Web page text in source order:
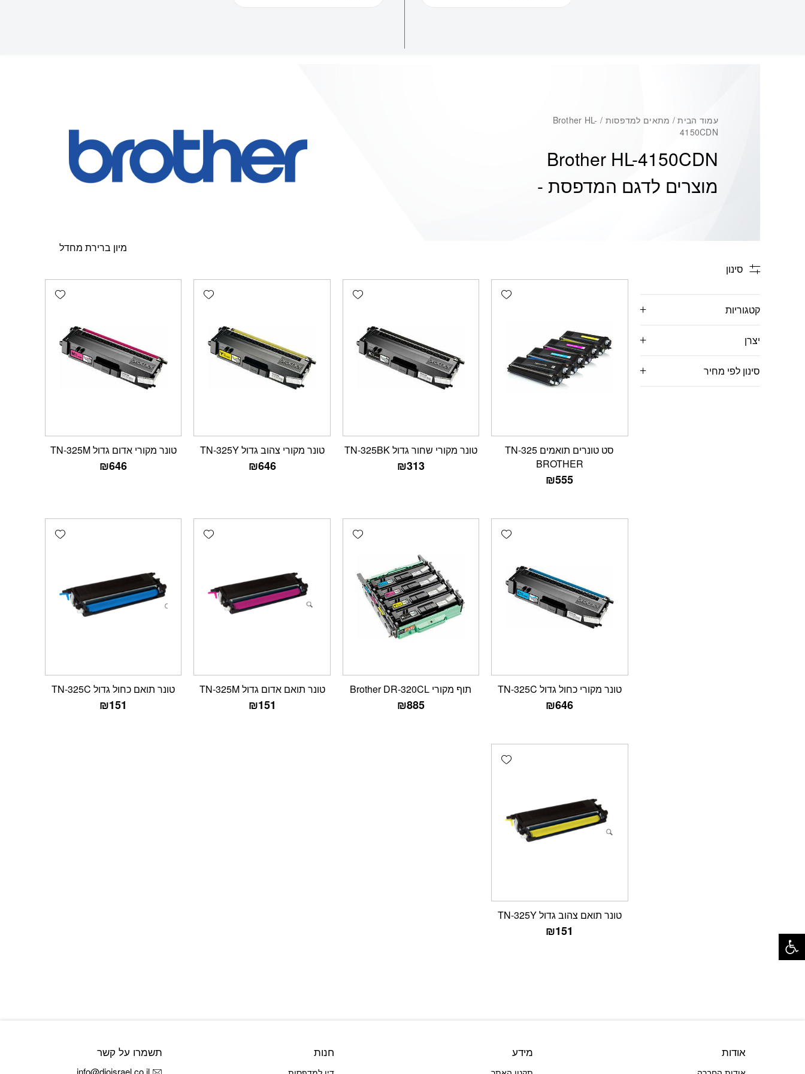
עמוד הבית
/ מתאים למדפסות / Brother HL-
4150CDN
Brother HL-4150CDN
מוצרים לדגם המדפסת -
סינון
קטגוריות
יצרן
סינון לפי מחיר
Add wishlist
סט טונרים תואמים TN-325
BROTHER
₪555
Add wishlist
טונר מקורי שחור גדול TN-325BK
₪313
Add wishlist
טונר מקורי צהוב גדול TN-325Y
₪646
Add wishlist
טונר מקורי אדום גדול TN-325M
₪646
Add wishlist
טונר מקורי כחול גדול TN-325C
₪646
Add wishlist
תוף מקורי Brother DR-320CL
₪885
Add wishlist
טונר תואם אדום גדול TN-325M
₪151
Add wishlist
טונר תואם כחול גדול TN-325C
₪151
Add wishlist
טונר תואם צהוב גדול TN-325Y
₪151
אודות מידע חנות תשמרו על קשר
info@dioisrael.co.il
פתח סרגל נגישות